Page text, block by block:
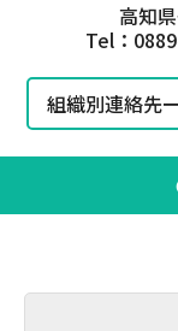
高知
Tel：
組織別連絡先